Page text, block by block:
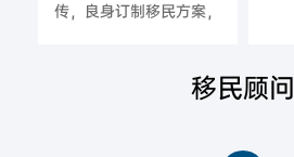
传，良身订制移民方案，
移民顾问